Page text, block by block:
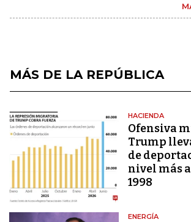
MÁS DE LA REPÚBLICA
HACIENDA
Ofensiva
Trump
de
nivel más
1998
ENERGÍA